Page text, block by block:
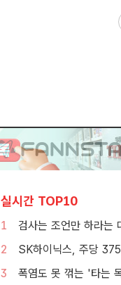
실시간 TOP10
1
2
3